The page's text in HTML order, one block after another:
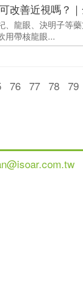
、龍眼、決明子等
用帶核龍眼...
76 77 78 79